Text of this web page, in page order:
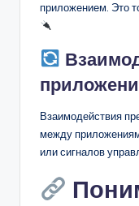
приложением. Это
Взаимодействия
между
или сигналов